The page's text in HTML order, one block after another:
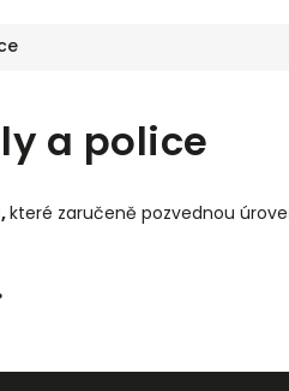
a police
,které zaručeně pozvednou